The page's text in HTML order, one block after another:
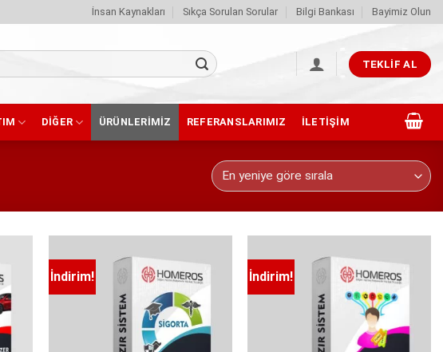
İnsan Kaynakları Sıkça Sorulan Sorular Bilgi Bankası Bayimiz Olun
TEKLIF AL
DIĞER ÜRÜNLERIMIZ REFERANSLARIMIZ İLETIŞIM
İndirim! İndirim!